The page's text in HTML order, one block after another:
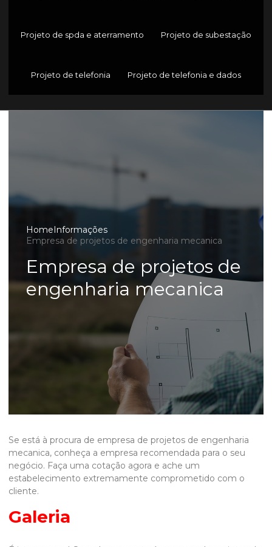
Projeto de spda e aterramento Projeto de subestação
Projeto de telefonia Projeto de telefonia e dados
HomeInformações
Empresa de projetos de engenharia mecanica
Empresa de projetos de
engenharia mecanica
Se está à procura de empresa de projetos de engenharia
mecanica, conheça a empresa recomendada para o seu
negócio. Faça uma cotação agora e ache um
estabelecimento extremamente comprometido com o
cliente.
Galeria